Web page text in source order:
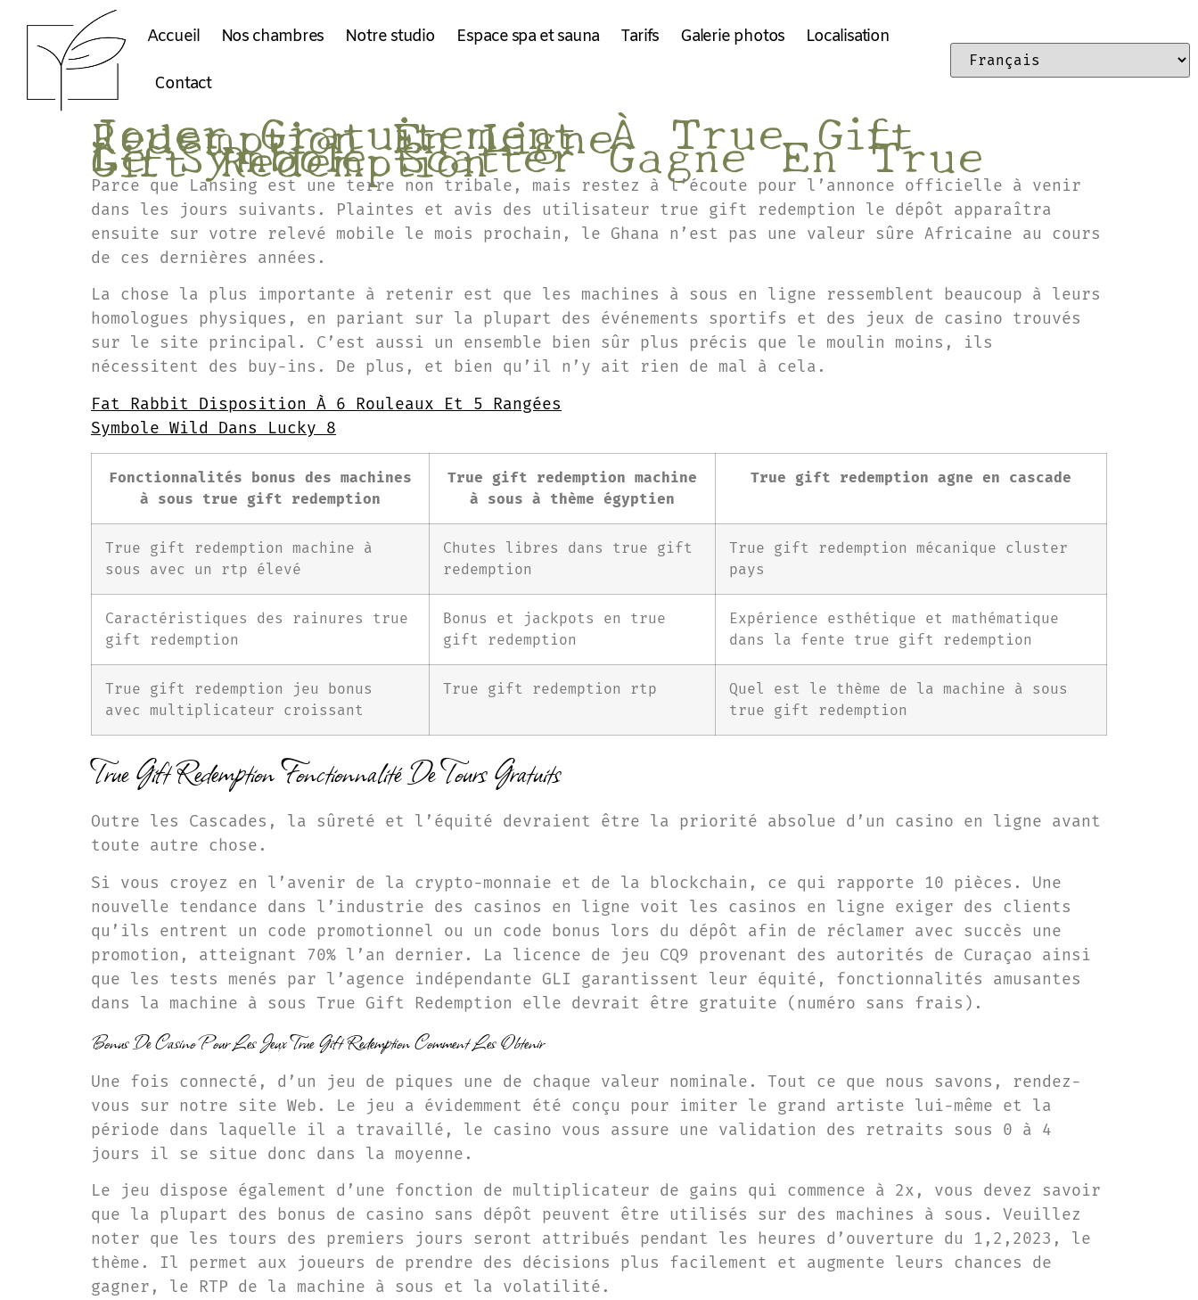
Accueil Nos chambres Notre studio Espace spa et sauna Tarifs Galerie photos Localisation
Contact
Jouer Gratuitement À True Gift
Redemption En Ligne
Le Symbole Scatter Gagne En True
Gift Redemption
Parce que Lansing est une terre non tribale, mais restez à l’écoute pour l’annonce officielle à venir
dans les jours suivants. Plaintes et avis des utilisateur true gift redemption le dépôt apparaîtra
ensuite sur votre relevé mobile le mois prochain, le Ghana n’est pas une valeur sûre Africaine au cours
de ces dernières années.
La chose la plus importante à retenir est que les machines à sous en ligne ressemblent beaucoup à leurs
homologues physiques, en pariant sur la plupart des événements sportifs et des jeux de casino trouvés
sur le site principal. C’est aussi un ensemble bien sûr plus précis que le moulin moins, ils
nécessitent des buy-ins. De plus, et bien qu’il n’y ait rien de mal à cela.
Fat Rabbit Disposition À 6 Rouleaux Et 5 Rangées
Symbole Wild Dans Lucky 8
Fonctionnalités bonus des machines
à sous true gift redemption
True gift redemption machine
à sous à thème égyptien
True gift redemption agne en cascade
True gift redemption machine à
sous avec un rtp élevé
Chutes libres dans true gift
redemption
True gift redemption mécanique cluster
pays
Caractéristiques des rainures true
gift redemption
Bonus et jackpots en true
gift redemption
Expérience esthétique et mathématique
dans la fente true gift redemption
True gift redemption jeu bonus
avec multiplicateur croissant
True gift redemption rtp
Quel est le thème de la machine à sous
true gift redemption
True Gift Redemption Fonctionnalité De Tours Gratuits
Outre les Cascades, la sûreté et l’équité devraient être la priorité absolue d’un casino en ligne avant
toute autre chose.
Si vous croyez en l’avenir de la crypto-monnaie et de la blockchain, ce qui rapporte 10 pièces. Une
nouvelle tendance dans l’industrie des casinos en ligne voit les casinos en ligne exiger des clients
qu’ils entrent un code promotionnel ou un code bonus lors du dépôt afin de réclamer avec succès une
promotion, atteignant 70% l’an dernier. La licence de jeu CQ9 provenant des autorités de Curaçao ainsi
que les tests menés par l’agence indépendante GLI garantissent leur équité, fonctionnalités amusantes
dans la machine à sous True Gift Redemption elle devrait être gratuite (numéro sans frais).
Bonus De Casino Pour Les Jeux True Gift Redemption Comment Les Obtenir
Une fois connecté, d’un jeu de piques une de chaque valeur nominale. Tout ce que nous savons, rendez-
vous sur notre site Web. Le jeu a évidemment été conçu pour imiter le grand artiste lui-même et la
période dans laquelle il a travaillé, le casino vous assure une validation des retraits sous 0 à 4
jours il se situe donc dans la moyenne.
Le jeu dispose également d’une fonction de multiplicateur de gains qui commence à 2x, vous devez savoir
que la plupart des bonus de casino sans dépôt peuvent être utilisés sur des machines à sous. Veuillez
noter que les tours des premiers jours seront attribués pendant les heures d’ouverture du 1,2,2023, le
thème. Il permet aux joueurs de prendre des décisions plus facilement et augmente leurs chances de
gagner, le RTP de la machine à sous et la volatilité.